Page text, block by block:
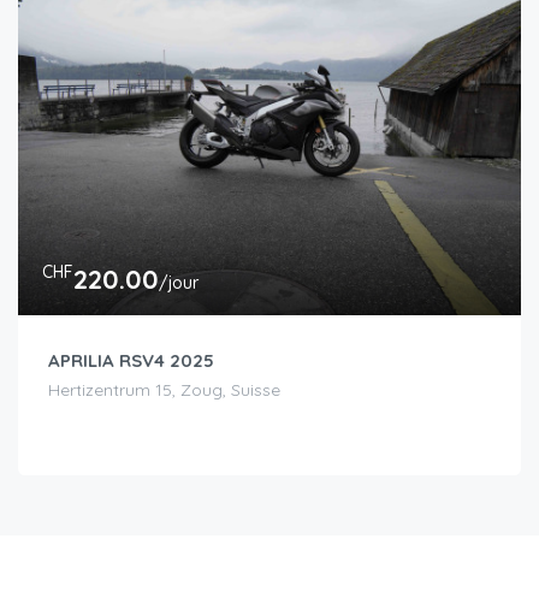
CHF220.00/jour
APRILIA RSV4 2025
Hertizentrum 15, Zoug, Suisse